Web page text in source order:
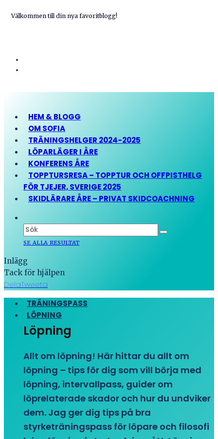
Välkommen till din nya favoritblogg!
HEM & BLOGG
OM SOFIA
TRÄNINGSHELGER 2024-2025
LÖPARLÄGER I ÅRE
KONFERENS ÅRE
TOPPTURSRESA – TOPPTUR OCH OFFPISTHELG
FÖR TJEJER, SVERIGE 2025
SKIDLÄRARE ÅRE – PRIVAT SKIDCOACHNING
SE ALLA RESULTAT
Inlägg
Tack för hjälpen
DelaTweeta
TRÄNINGSPASS
LÖPNING
Löpning
Allt om löpning! Här hittar du allt om
löpning – tips för dig som vill börja med
löpning, intervallpass, guider om
löprelaterade skador och hur du undviker
dem. Jag ger dig tips på bra
styrketräningspass för löpare och filosofi